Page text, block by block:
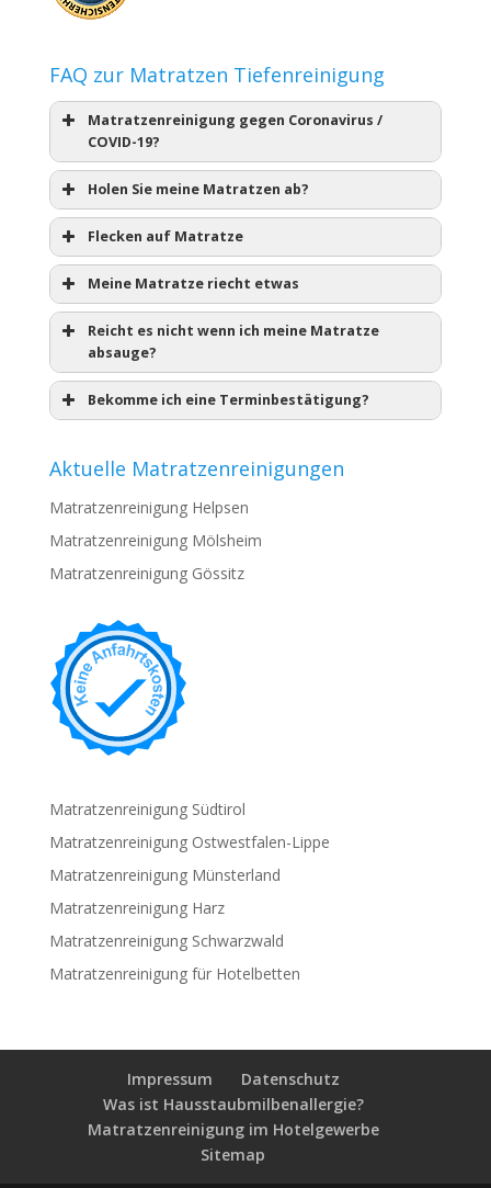
FAQ zur Matratzen Tiefenreinigung
Matratzenreinigung gegen Coronavirus /
COVID-19?
Holen Sie meine Matratzen ab?
Flecken auf Matratze
Meine Matratze riecht etwas
Reicht es nicht wenn ich meine Matratze
absauge?
Bekomme ich eine Terminbestätigung?
Aktuelle Matratzenreinigungen
Matratzenreinigung Helpsen
Matratzenreinigung Mölsheim
Matratzenreinigung Gössitz
Matratzenreinigung Südtirol
Matratzenreinigung Ostwestfalen-Lippe
Matratzenreinigung Münsterland
Matratzenreinigung Harz
Matratzenreinigung Schwarzwald
Matratzenreinigung für Hotelbetten
Impressum
Datenschutz
Was ist Hausstaubmilbenallergie?
Matratzenreinigung im Hotelgewerbe
Sitemap